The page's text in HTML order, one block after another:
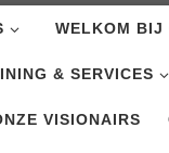
WELKOM BIJ
& SERVICES
VISIONAIRS